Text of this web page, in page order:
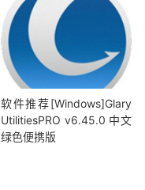
软件推荐[Windows]Glary
UtilitiesPRO v6.45.0 中文
绿色便携版